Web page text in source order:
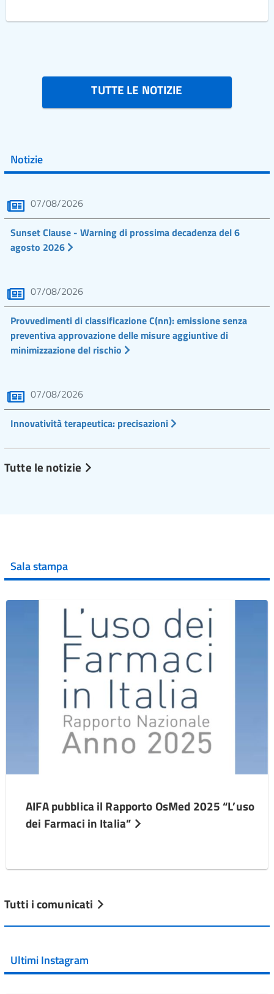
TUTTE LE NOTIZIE
Notizie
07/08/2026
Sunset Clause - Warning di prossima decadenza del 6
agosto 2026
07/08/2026
Provvedimenti di classificazione C(nn): emissione senza
preventiva approvazione delle misure aggiuntive di
minimizzazione del rischio
07/08/2026
Innovatività terapeutica: precisazioni
Tutte le notizie
Sala stampa
AIFA pubblica il Rapporto OsMed 2025 “L’uso
dei Farmaci in Italia”
Tutti i comunicati
Ultimi Instagram